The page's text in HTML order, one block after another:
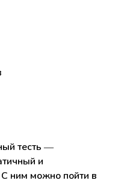
тесть —
и
ним можно пойти в